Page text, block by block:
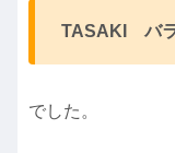
TASAKI バラ
でした。